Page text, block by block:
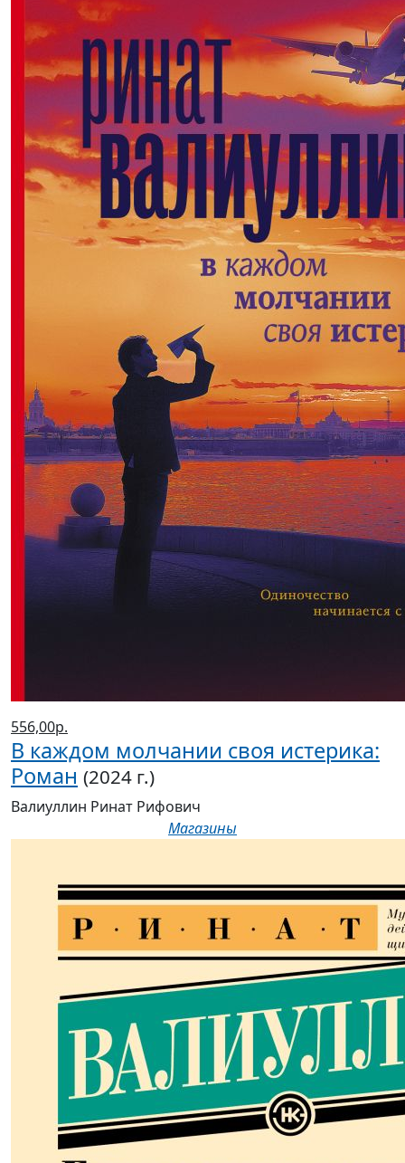
556,00р.
В каждом молчании своя истерика:
Роман (2024 г.)
Валиуллин Ринат Рифович
Магазины